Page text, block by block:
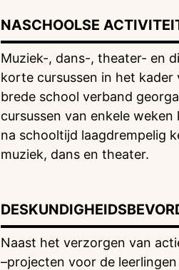
NASCHOOLSE
Muziek-, dans-, theater- en
korte cursussen in het
brede school verband
cursussen van enkele
na schooltijd laagdrempelig
muziek, dans en theater.
Naast het verzorgen van
–projecten voor de